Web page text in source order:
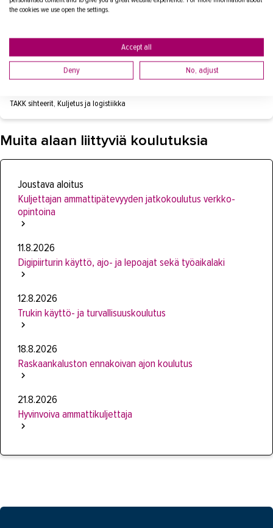
sihteeri
sirpa.asikainen@takk.fi
LÄHETÄ VIESTI
TAKK sihteerit, Kuljetus ja logistiikka
Muita alaan liittyviä koulutuksia
Joustava aloitus
Kuljettajan ammattipätevyyden jatkokoulutus verkko-
opintoina
11.8.2026
Digipiirturin käyttö, ajo- ja lepoajat sekä työaikalaki
12.8.2026
Trukin käyttö- ja turvallisuuskoulutus
18.8.2026
Raskaankaluston ennakoivan ajon koulutus
21.8.2026
Hyvinvoiva ammattikuljettaja
the cookies we use open the settings.
Accept all
Deny No, adjust